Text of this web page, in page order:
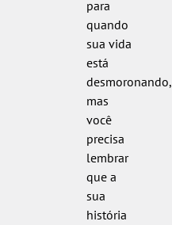
para
quando
sua vida
está
desmoronando,
mas
você
precisa
lembrar
que a
sua
história